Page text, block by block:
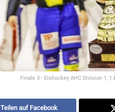
Finale 3 - Eishockey AHC Division 1,
Teilen auf Facebook